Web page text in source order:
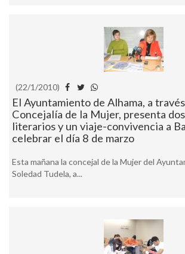
(22/1/2010)
El Ayuntamiento de Alhama, a
Concejalía de la Mujer, presenta
literarios y un viaje-convivencia a
celebrar el día 8 de marzo
Esta mañana la concejal de la Mujer del
Soledad Tudela, a...